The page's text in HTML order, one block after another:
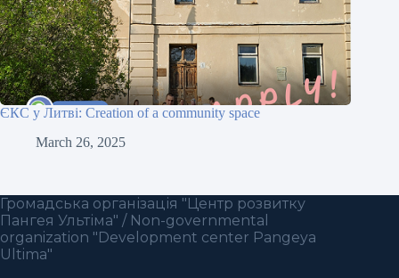
ЄКС у Литві: Creation of a community space
March 26, 2025
Громадська організація "Центр розвитку
Пангея Ультіма" / Non-governmental
organization "Development center Pangeya
Ultima"